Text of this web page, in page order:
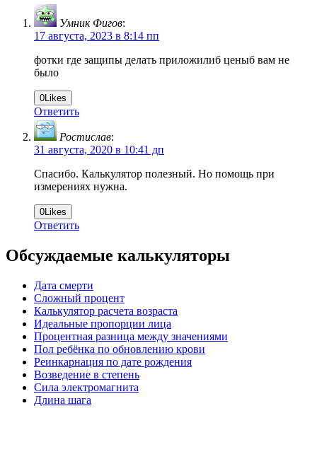
Умник Фигов:
17 августа, 2023 в 8:14 пп
фотки где защипы делать приложилиб ценыб вам не
было
0Likes
Ответить
Ростислав:
31 августа, 2020 в 10:41 дп
Спасибо. Калькулятор полезный. Но помощь при
измерениях нужна.
0Likes
Ответить
Обсуждаемые калькуляторы
Дата смерти
Сложный процент
Калькулятор расчета возраста
Идеальные пропорции лица
Процентная разница между значениями
Пол ребёнка по обновлению крови
Реинкарнация по дате рождения
Возведение в степень
Сила электромагнита
Длина шага